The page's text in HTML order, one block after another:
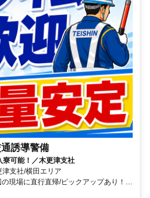
誘導警備
寮可能！／木更津支社
支社/横田エリア
現場に直行直帰/ピックアップあり！移